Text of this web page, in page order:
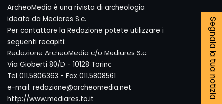
Segnala la tua notizia
ArcheoMedia è una rivista di archeologia
ideata da Mediares S.c.
Per contattare la Redazione potete utilizzare i
seguenti recapiti:
Redazione ArcheoMedia c/o Mediares S.c.
Via Gioberti 80/D - 10128 Torino
Tel 011.5806363 - Fax 011.5808561
e-mail: redazione@archeomedia.net
http://www.mediares.to.it